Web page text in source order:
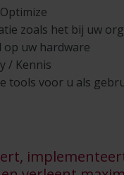
zoals het bij uw
op uw hardware
/ Kennis
tools voor u als